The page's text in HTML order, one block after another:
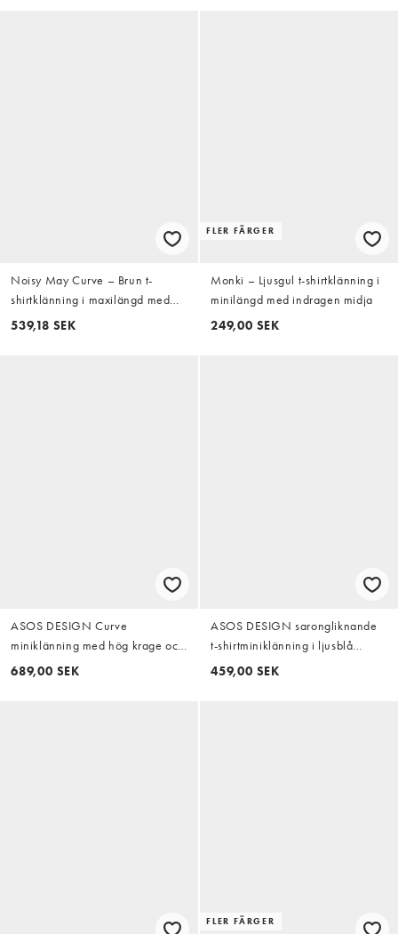
Noisy May Curve – Brun t-
shirtklänning i maxilängd med
slits i sidan
539,18 SEK
FLER FÄRGER
Monki – Ljusgul t-shirtklänning i
minilängd med indragen midja
249,00 SEK
ASOS DESIGN Curve
miniklänning med hög krage och
hanky-fåll i chokladbrun
689,00 SEK
ASOS DESIGN sarongliknande
t-shirtminiklänning i ljusblå
randig
459,00 SEK
FLER FÄRGER